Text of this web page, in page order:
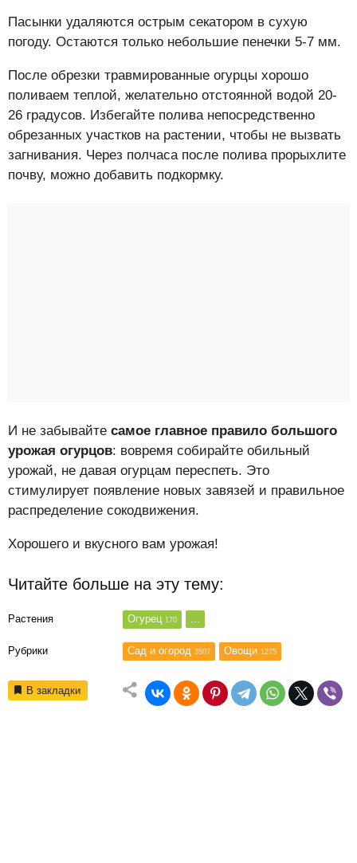
Пасынки удаляются острым секатором в сухую
погоду. Остаются только небольшие пенечки 5-7 мм.
После обрезки травмированные огурцы хорошо
поливаем теплой, желательно отстоянной водой 20-
26 градусов. Избегайте полива непосредственно
обрезанных участков на растении, чтобы не вызвать
загнивания. Через полчаса после полива прорыхлите
почву, можно добавить подкормку.
И не забывайте самое главное правило большого
урожая огурцов: вовремя собирайте обильный
урожай, не давая огурцам переспеть. Это
стимулирует появление новых завязей и правильное
распределение сокодвижения.
Хорошего и вкусного вам урожая!
Читайте больше на эту тему:
Растения Огурец 170
Рубрики Сад и огород 3507 Овощи 1275
В закладки